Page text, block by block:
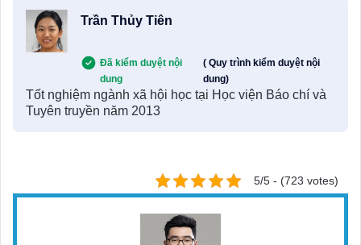
Trần Thủy Tiên
Đã kiểm duyệt nội
dung
( Quy trình kiểm duyệt nội
dung)
Tốt nghiệm ngành xã hội học tại Học viện Báo chí và
Tuyên truyền năm 2013
5/5 - (723 votes)